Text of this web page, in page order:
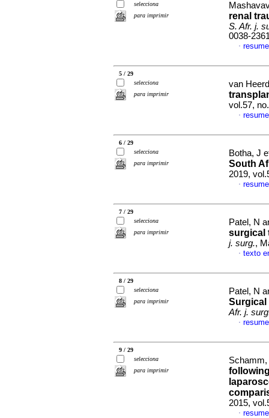
selecciona
para imprimir
renal
S. Afr. j.
0038-
·
5 / 29
selecciona
para imprimir
van
vol.57,
·
6 / 29
selecciona
para imprimir
Botha, J
South
2019,
·
7 / 29
selecciona
para imprimir
Patel, N
surgical
j. surg.,
· texto
8 / 29
selecciona
para imprimir
Patel, N
Surgical
Afr. j.
·
9 / 29
selecciona
para imprimir
2015,
·